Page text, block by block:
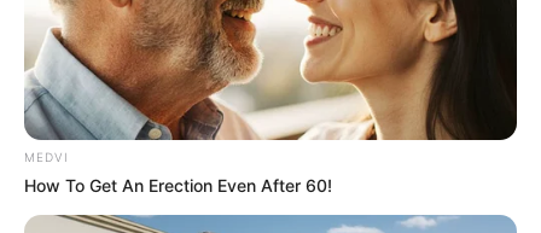
How They Made Little Simba Look So Lifelike in
'The Lion King'
BRAINBERRIES
MEDVI
How To Get An Erection Even After 60!